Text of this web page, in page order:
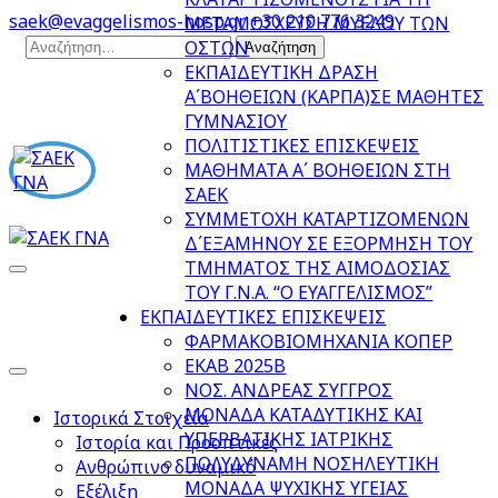
Skip
saek@evaggelismos-hosp.gr+30 210 776 3249
Αναζήτηση
ΜΕΤΑΜΟΣΧΕΥΣΗ ΜΥΕΛΟΥ ΤΩΝ
ΟΣΤΩΝ
ΕΚΠΑΙΔΕΥΤΙΚΗ ΔΡΑΣΗ
Α΄ΒΟΗΘΕΙΩΝ (ΚΑΡΠΑ)ΣΕ ΜΑΘΗΤΕΣ
ΓΥΜΝΑΣΙΟΥ
ΠΟΛΙΤΙΣΤΙΚΕΣ ΕΠΙΣΚΕΨΕΙΣ
ΜΑΘΗΜΑΤΑ Α΄ ΒΟΗΘΕΙΩΝ ΣΤΗ
ΣΑΕΚ
ΣΥΜΜΕΤΟΧΗ ΚΑΤΑΡΤΙΖΟΜΕΝΩΝ
Δ΄ΕΞΑΜΗΝΟΥ ΣΕ ΕΞΟΡΜΗΣΗ ΤΟΥ
ΤΜΗΜΑΤΟΣ ΤΗΣ ΑΙΜΟΔΟΣΙΑΣ
ΤΟΥ Γ.Ν.Α. “Ο ΕΥΑΓΓΕΛΙΣΜΟΣ”
ΕΚΠΑΙΔΕΥΤΙΚΕΣ ΕΠΙΣΚΕΨΕΙΣ
ΦΑΡΜΑΚΟΒΙΟΜΗΧΑΝΙΑ ΚΟΠΕΡ
ΕΚΑΒ 2025Β
ΝΟΣ. ΑΝΔΡΕΑΣ ΣΥΓΓΡΟΣ
ΜΟΝΑΔΑ ΚΑΤΑΔΥΤΙΚΗΣ ΚΑΙ
ΥΠΕΡΒΑΤΙΚΗΣ ΙΑΤΡΙΚΗΣ
ΠΟΛΥΔΥΝΑΜΗ ΝΟΣΗΛΕΥΤΙΚΗ
ΜΟΝΑΔΑ ΨΥΧΙΚΗΣ ΥΓΕΙΑΣ
ΣΑΕΚ ΓΝΑ
ΒΟΗΘΟΣ ΝΟΣΗΛΕΥΤΙΚΗΣ-ΓΕΝΙΚΗΣ ΝΟΣΗΛΕΙΑΣ
Ιστορικά Στοιχεία
Ιστορία και Προοπτικές
Ανθρώπινο δυναμικό
Εξέλιξη